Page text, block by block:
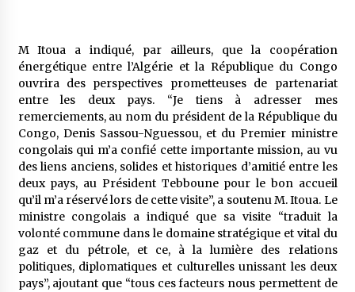
M Itoua a indiqué, par ailleurs, que la coopération
énergétique entre l’Algérie et la République du Congo
ouvrira des perspectives prometteuses de partenariat
entre les deux pays. “Je tiens à adresser mes
remerciements, au nom du président de la République du
Congo, Denis Sassou-Nguessou, et du Premier ministre
congolais qui m’a confié cette importante mission, au vu
des liens anciens, solides et historiques d’amitié entre les
deux pays, au Président Tebboune pour le bon accueil
qu’il m’a réservé lors de cette visite”, a soutenu M. Itoua. Le
ministre congolais a indiqué que sa visite “traduit la
volonté commune dans le domaine stratégique et vital du
gaz et du pétrole, et ce, à la lumière des relations
politiques, diplomatiques et culturelles unissant les deux
pays”, ajoutant que “tous ces facteurs nous permettent de